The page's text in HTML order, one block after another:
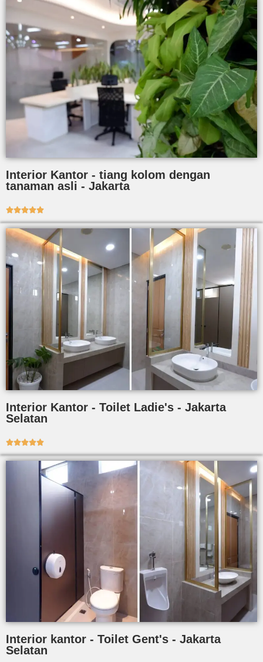
Interior Kantor - tiang kolom dengan
tanaman asli - Jakarta

Interior Kantor - Toilet Ladie's - Jakarta
Selatan

Interior kantor - Toilet Gent's - Jakarta
Selatan